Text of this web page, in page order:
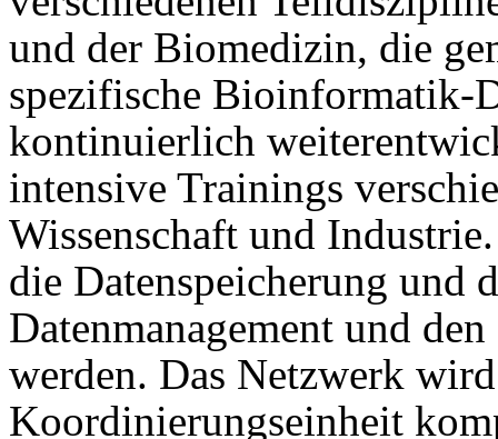
und der Biomedizin, die
spezifische Bioinformatik-
kontinuierlich
intensive Trainings
Wissenschaft und
die Datenspeicherung und
Datenmanagement und
werden. Das Netzwerk
Koordinierungseinheit